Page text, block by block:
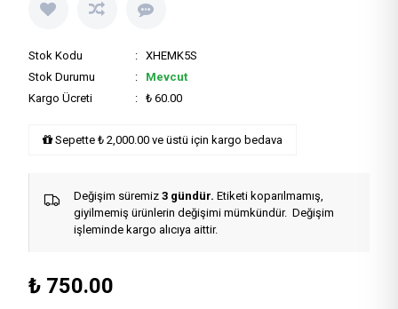
Stok Kodu
: XHEMK5S
Stok Durumu
: Mevcut
Kargo Ücreti
: ₺ 60.00
Sepette ₺ 2,000.00 ve üstü için kargo bedava
Değişim süremiz 3 gündür. Etiketi koparılmamış,
giyilmemiş ürünlerin değişimi mümkündür. Değişim
işleminde kargo alıcıya aittir.
₺ 750.00